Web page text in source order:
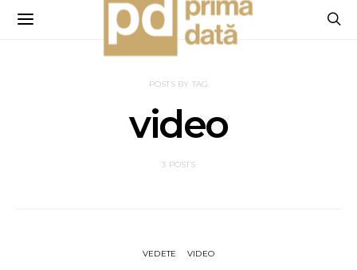
POSTS BY TAG
video
3 POSTS
VEDETE VIDEO